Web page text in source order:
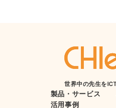
世界中の先生を
製品・サービス
活用事例